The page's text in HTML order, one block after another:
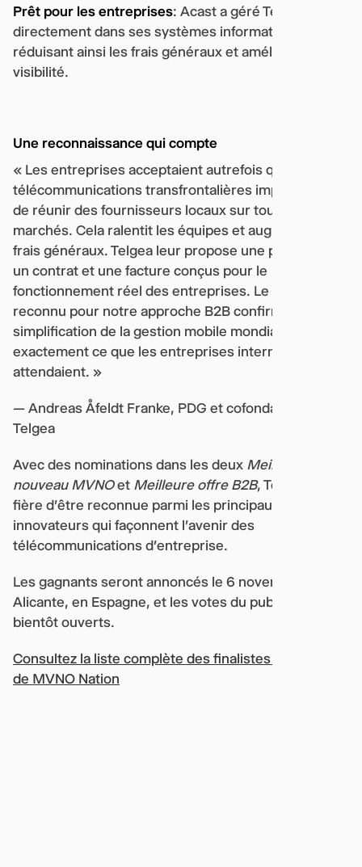
Prêt pour les entreprises: Acast a géré Telgea
directement dans ses systèmes informatiques,
réduisant ainsi les frais généraux et améliorant la
visibilité.
Une reconnaissance qui compte
« Les entreprises acceptaient autrefois que les
télécommunications transfrontalières impliquaient
de réunir des fournisseurs locaux sur tous les
marchés. Cela ralentit les équipes et augmente les
frais généraux. Telgea leur propose une plateforme,
un contrat et une facture conçus pour le
fonctionnement réel des entreprises. Le fait d'être
reconnu pour notre approche B2B confirme que la
simplification de la gestion mobile mondiale est
exactement ce que les entreprises internationales
attendaient. »
— Andreas Åfeldt Franke, PDG et cofondateur de
Telgea
Avec des nominations dans les deux Meilleur
nouveau MVNOet Meilleure offre B2B, Telgea est
fière d'être reconnue parmi les principaux
innovateurs qui façonnent l'avenir des
télécommunications d'entreprise.
Les gagnants seront annoncés le 6 novembre à
Alicante, en Espagne, et les votes du public seront
bientôt ouverts.
Consultez la liste complète des finalistes sur le site
de MVNO Nation